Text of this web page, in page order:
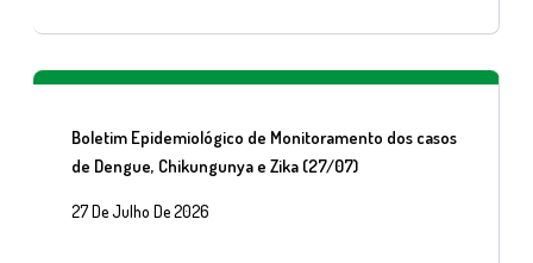
Boletim Epidemiológico de Monitoramento dos casos
de Dengue, Chikungunya e Zika (27/07)
27 De Julho De 2026